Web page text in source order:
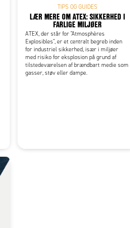
TIPS OG GUIDES
LÆR MERE OM ATEX: SIKKERHED I
FARLIGE MILJØER
ATEX, der står for "Atmosphères
Explosibles", er et centralt begreb inden
for industriel sikkerhed, især i miljøer
med risiko for eksplosion på grund af
tilstedeværelsen af brændbart medie som
gasser, støv eller dampe.